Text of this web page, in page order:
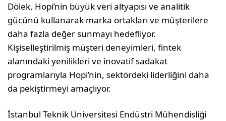
Dölek, Hopi’nin büyük veri altyapısı ve analitik
gücünü kullanarak marka ortakları ve müşterilere
daha fazla değer sunmayı hedefliyor.
Kişiselleştirilmiş müşteri deneyimleri, fintek
alanındaki yenilikleri ve inovatif sadakat
programlarıyla Hopi’nin, sektördeki liderliğini daha
da pekiştirmeyi amaçlıyor.
İstanbul Teknik Üniversitesi Endüstri Mühendisliği